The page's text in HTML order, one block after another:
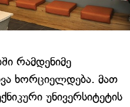
რამდენიმე
ხორციელდება. მათ
უნივერსიტეტის